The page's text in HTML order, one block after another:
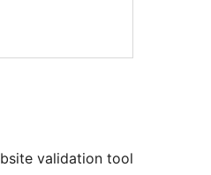
validation tool